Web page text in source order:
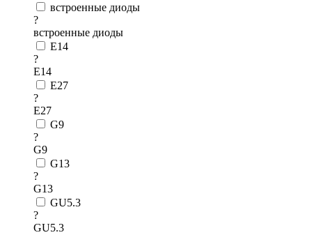
встроенные диоды
?
встроенные диоды
E14
?
E14
E27
?
E27
G9
?
G9
G13
?
G13
GU5.3
?
GU5.3